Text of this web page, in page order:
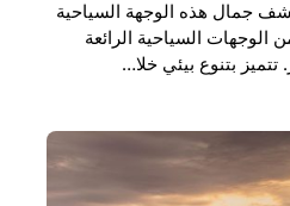
جمال هذه الوجهة السياحية
الوجهات السياحية الرائعة
بتنوع بيئي خلا…